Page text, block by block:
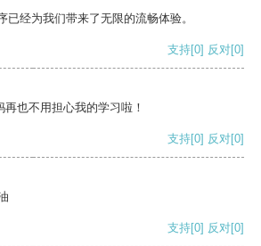
经为我们带来了无限的流畅体验。
支持[0] 反对[0]
也不用担心我的学习啦！
支持[0] 反对[0]
支持[0] 反对[0]